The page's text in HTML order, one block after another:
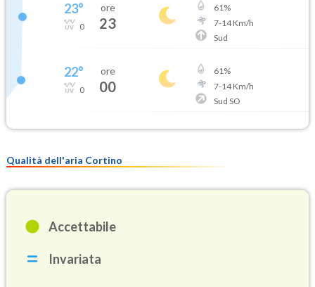
23°
0
ore
23
61%
7-14Km/h
Sud
22°
0
ore
00
61%
7-14Km/h
Sud SO
Qualità dell'aria Cortino
Accettabile
Invariata